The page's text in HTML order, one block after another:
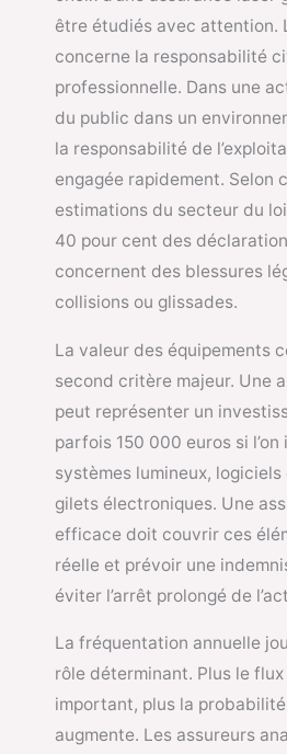
être étudiés avec attention.
concerne la responsabilité
professionnelle. Dans une
du public dans un
la responsabilité de
engagée rapidement. Selon
estimations du secteur du
40 pour cent des
concernent des blessures
collisions ou glissades.
La valeur des équipements
second critère majeur. Une
peut représenter un
parfois 150 000 euros si
systèmes lumineux,
gilets électroniques. Une
efficace doit couvrir ces
réelle et prévoir une
éviter l’arrêt prolongé de
La fréquentation annuelle
rôle déterminant. Plus le
important, plus la
augmente. Les assureurs